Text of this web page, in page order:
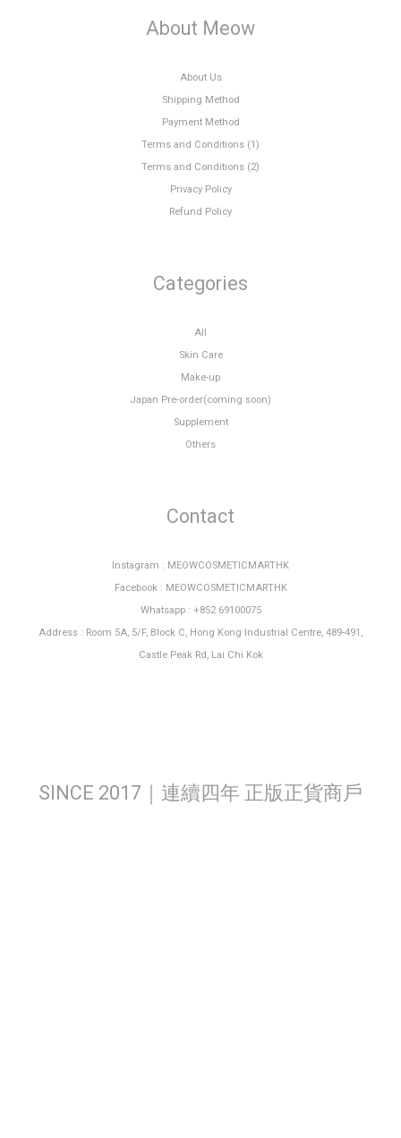
About Meow
About Us
Shipping Method
Payment Method
Terms and Conditions (1)
Terms and Conditions (2)
Privacy Policy
Refund Policy
Categories
All
Skin Care
Make-up
Japan Pre-order(coming soon)
Supplement
Others
Contact
Instagram : MEOWCOSMETICMARTHK
Facebook : MEOWCOSMETICMARTHK
Whatsapp : +852 69100075
Address : Room 5A, 5/F, Block C, Hong Kong Industrial Centre, 489-491,
Castle Peak Rd, Lai Chi Kok
SINCE 2017｜連續四年 正版正貨商戶